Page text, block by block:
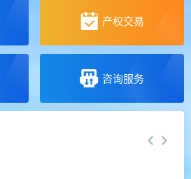
产权交易
咨询服务